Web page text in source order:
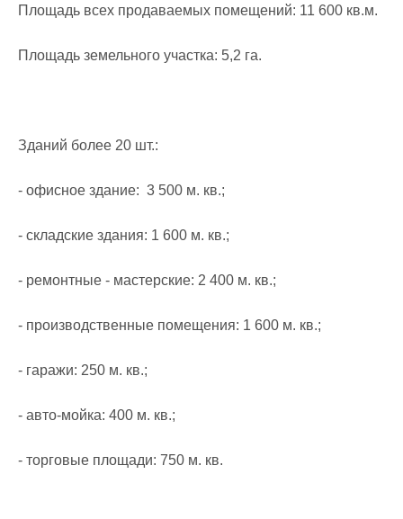
Площадь всех продаваемых помещений: 11 600 кв.м.
Площадь земельного участка: 5,2 га.
Зданий более 20 шт.:
- офиcное здание:  3 500 м. кв.;
- склaдcкие здания: 1 600 м. кв.;
- ремонтные - мастерские: 2 400 м. кв.;
- производственные помещения: 1 600 м. кв.;
- гаражи: 250 м. кв.;
- авто-мойка: 400 м. кв.;
- торговые площади: 750 м. кв.